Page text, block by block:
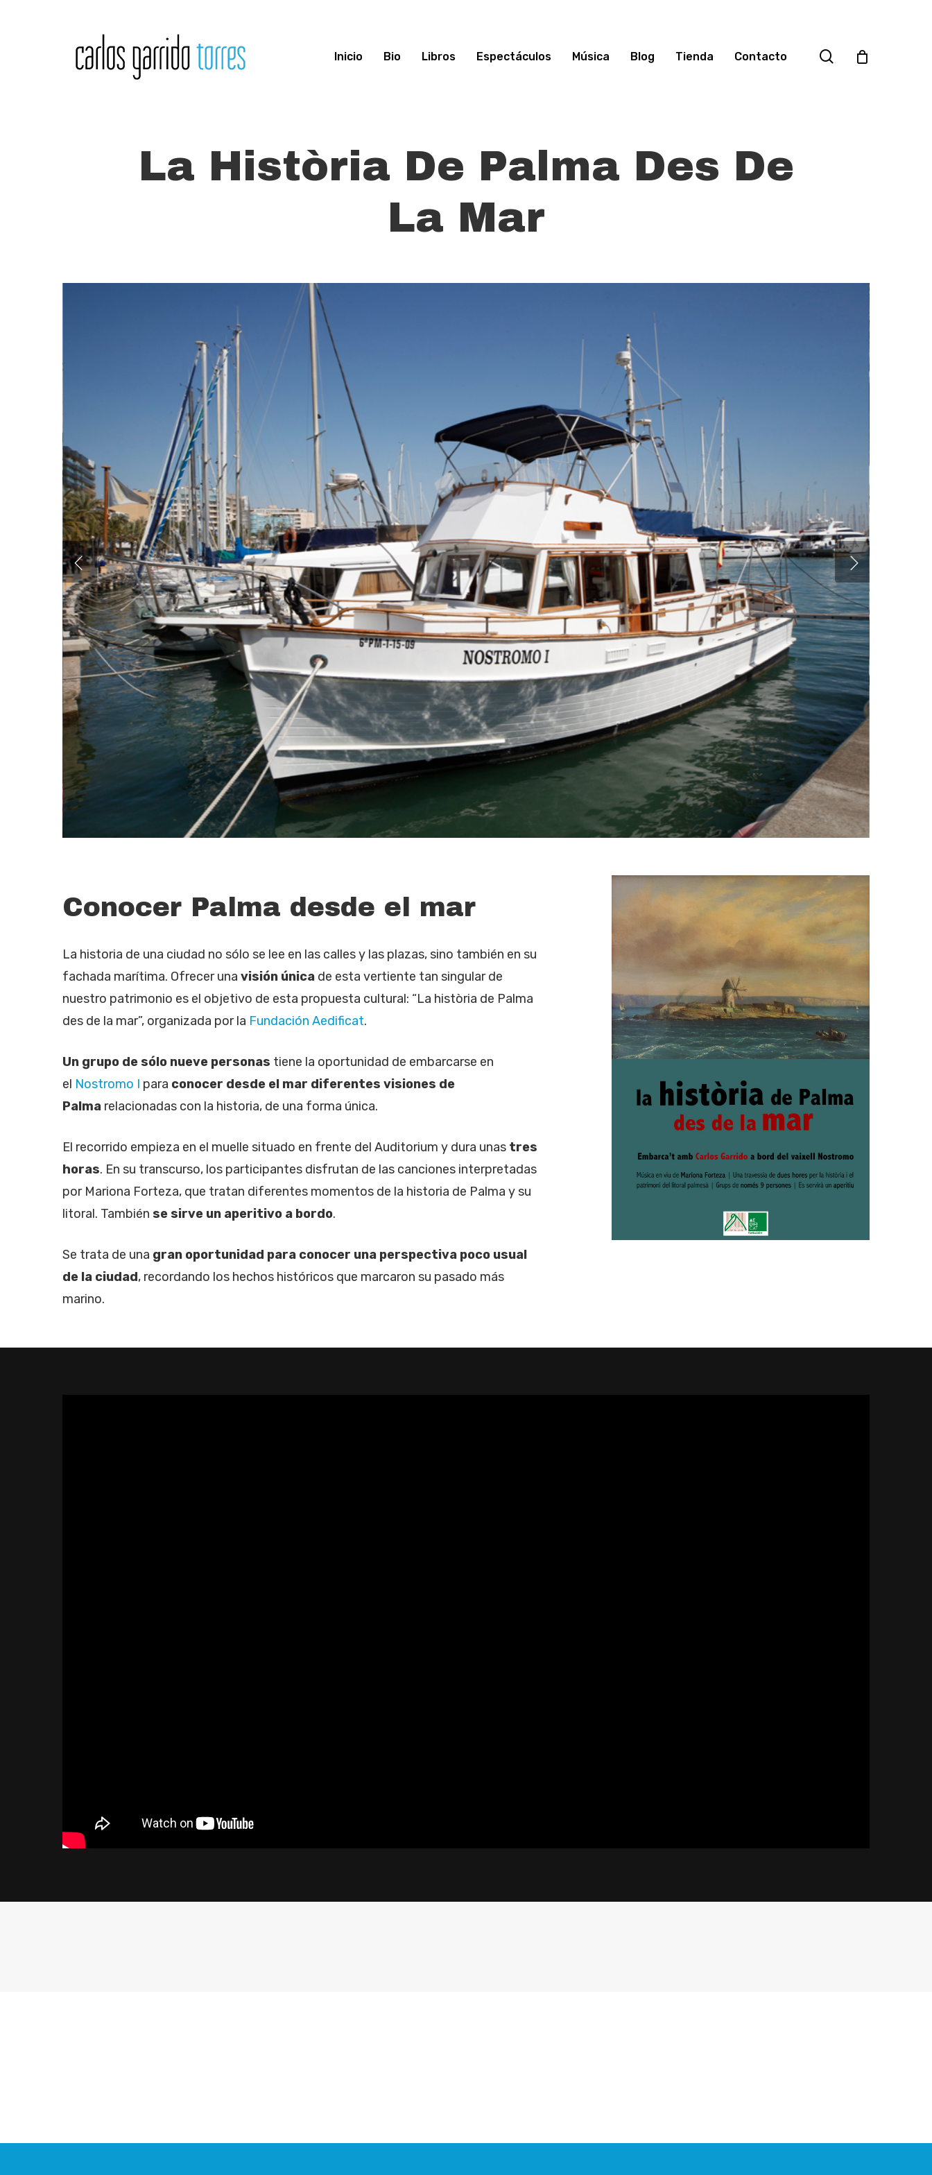
Hit enter to search or ESC to close
Inicio Bio Libros Espectáculos Música Blog Tienda Contacto search
La Història De Palma Des De
La Mar
Conocer Palma desde el mar
La historia de una ciudad no sólo se lee en las calles y las plazas, sino también en su
fachada marítima. Ofrecer unavisión única de esta vertiente tan singular de
nuestro patrimonio es el objetivo de esta propuesta cultural: “La història de Palma
des de la mar”, organizada por la Fundación Aedificat.
Un grupo de sólo nueve personas tiene la oportunidad de embarcarse en
el Nostromo I para conocer desde el mar diferentes visiones de
Palma relacionadas con la historia, de una forma única.
El recorrido empieza en el muelle situado en frente del Auditorium y dura unas tres
horas. En su transcurso, los participantes disfrutan de las canciones interpretadas
por Mariona Forteza, que tratan diferentes momentos de la historia de Palma y su
litoral. También se sirve un aperitivo a bordo.
Se trata de una gran oportunidad para conocer una perspectiva poco usual
de la ciudad, recordando los hechos históricos que marcaron su pasado más
marino.